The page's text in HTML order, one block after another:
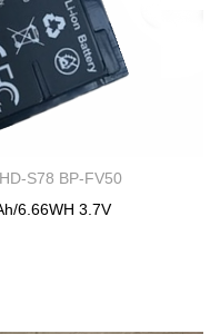
S78 BP-FV50
6.66WH 3.7V